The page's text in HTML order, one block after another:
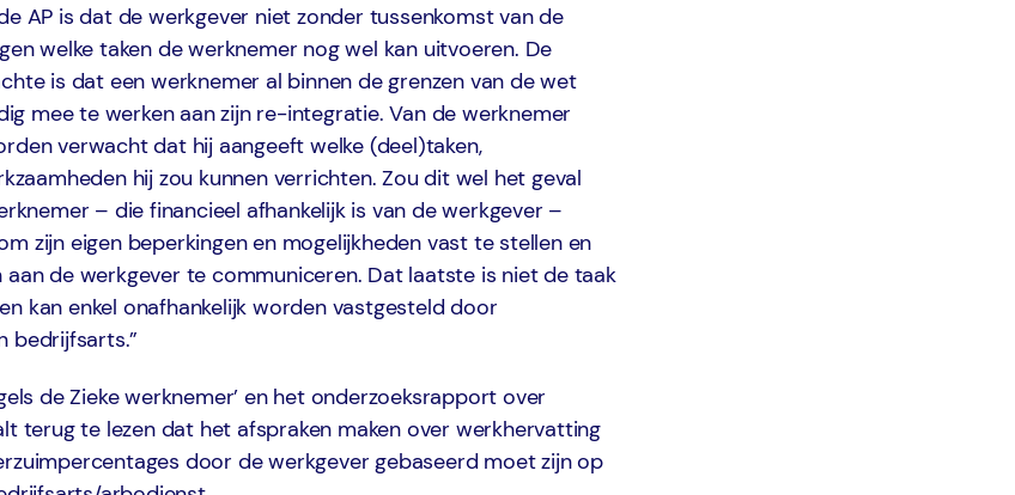
AP is dat de werkgever niet zonder tussenkomst van de
welke taken de werknemer nog wel kan uitvoeren. De
is dat een werknemer al binnen de grenzen van de wet
mee te werken aan zijn re-integratie. Van de werknemer
verwacht dat hij aangeeft welke (deel)taken,
hij zou kunnen verrichten. Zou dit wel het geval
– die financieel afhankelijk is van de werkgever –
zijn eigen beperkingen en mogelijkheden vast te stellen en
de werkgever te communiceren. Dat laatste is niet de taak
kan enkel onafhankelijk worden vastgesteld door
bedrijfsarts.”
de Zieke werknemer’ en het onderzoeksrapport over
terug te lezen dat het afspraken maken over werkhervatting
door de werkgever gebaseerd moet zijn op